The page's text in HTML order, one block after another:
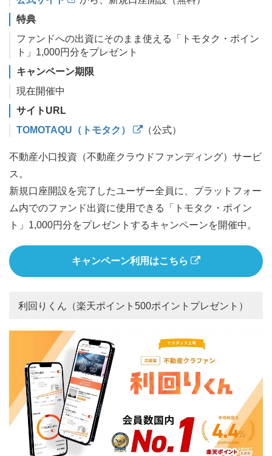
特典
ファンドへの出資にそのまま使える「トモタク・ポイン
ト」1,000円分をプレゼント
キャンペーン期限
現在開催中
サイトURL
TOMOTAQU（トモタク）
（公式）
不動産小口投資（不動産クラウドファンディング）サービ
ス。
新規口座開設を完了したユーザー全員に、プラットフォー
ム内でのファンド出資に使用できる「トモタク・ポイン
ト」1,000円分をプレゼントするキャンペーンを開催中。
キャンペーン利用はこちら
利回りくん（楽天ポイント500ポイントプレゼント）